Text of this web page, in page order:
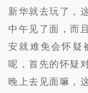
新华就去玩了，
中午见了面，而
安就难免会怀疑
呢，首先的怀疑
晚上去见面嘛，